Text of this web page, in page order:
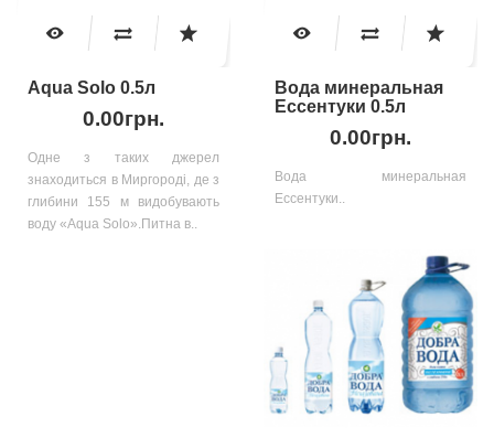
Aqua Solo 0.5л
0.00грн.
Одне з таких джерел
знаходиться в Миргороді, де з
глибини 155 м видобувають
воду «Aqua Solo».Питна в..
Вода минеральная
Ессентуки 0.5л
0.00грн.
Вода минеральная
Ессентуки..